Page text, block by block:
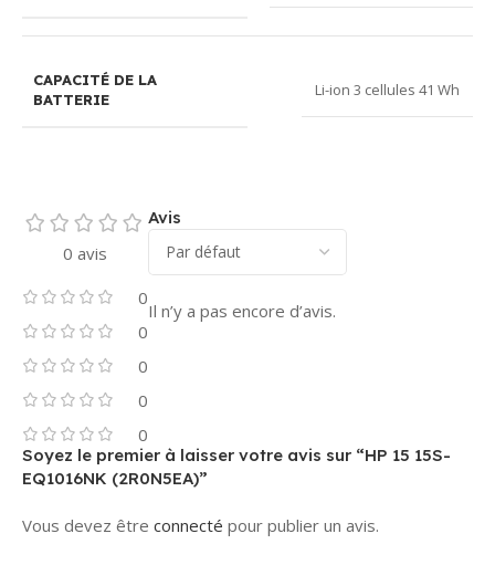
CAPACITÉ DE LA
BATTERIE
Li-ion 3 cellules 41 Wh
0 avis
0
0
0
0
0
Avis
Il n’y a pas encore d’avis.
Soyez le premier à laisser votre avis sur “HP 15 15S-
EQ1016NK (2R0N5EA)”
Vous devez être connecté pour publier un avis.